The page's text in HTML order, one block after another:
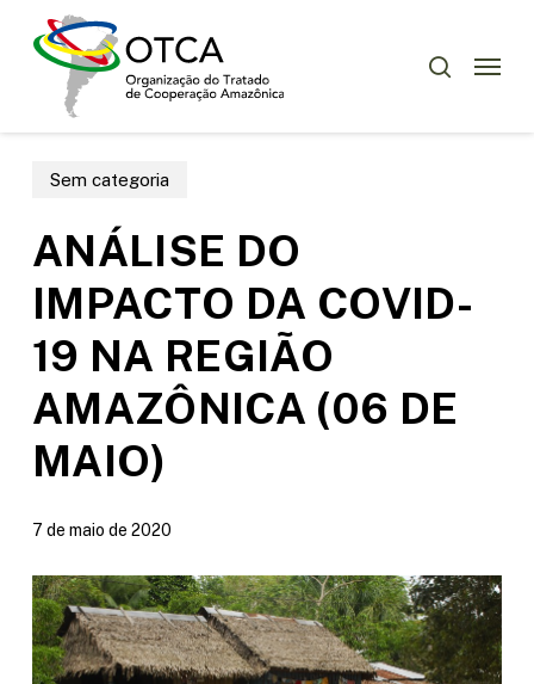
Menu
Sem categoria
ANÁLISE DO
IMPACTO DA COVID-
19 NA REGIÃO
AMAZÔNICA (06 DE
MAIO)
7 de maio de 2020